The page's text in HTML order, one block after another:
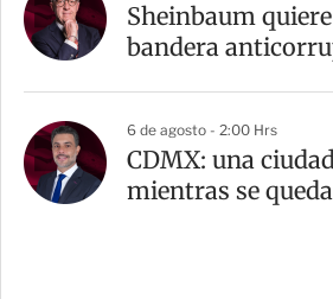
Sheinbaum
bandera
6 de agosto - 2:00 Hrs
CDMX: una
mientras se